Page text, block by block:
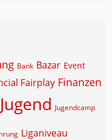
Bank Bazar Event
Fairplay Finanzen
Jugend Jugendcamp
Liganiveau